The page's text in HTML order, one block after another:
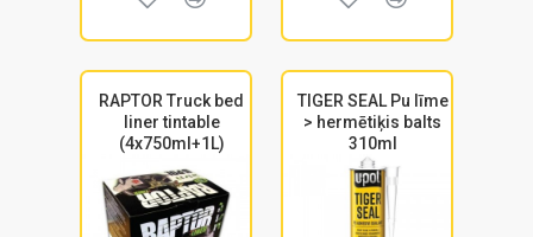
RAPTOR Truck bed
liner tintable
(4x750ml+1L)
TIGER SEAL Pu līme
> hermētiķis balts
310ml